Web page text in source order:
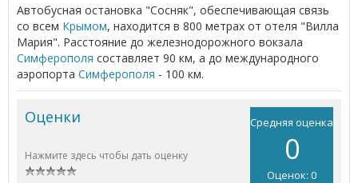
Автобусная остановка "Сосняк", обеспечивающая связь
со всем Крымом, находится в 800 метрах от отеля "Вилла
Мария". Расстояние до железнодорожного вокзала
Симферополя составляет 90 км, а до международного
аэропорта Симферополя - 100 км.
Средняя оценка
0
Оценок: 0
Оценки
Нажмите здесь чтобы дать оценку